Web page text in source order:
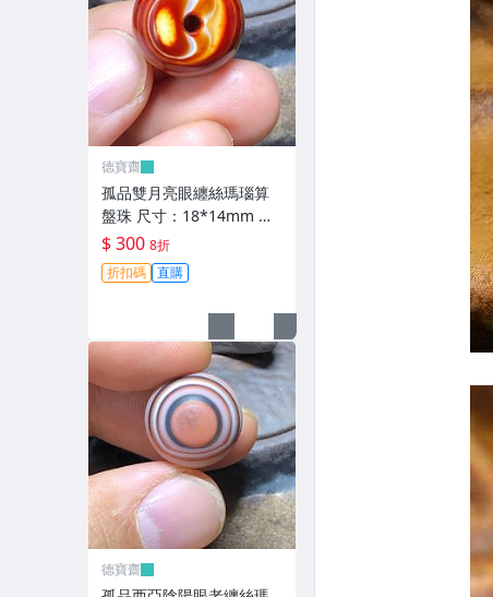
德寶齋
孤品雙月亮眼纏絲瑪瑙算
盤珠 尺寸：18*14mm 一
面居中月亮眼，超神奇，
高瓷料 天珠 瑪瑙 古玩 二
手【德寶齋】6345
$ 300 8折
折扣碼 直購
德寶齋